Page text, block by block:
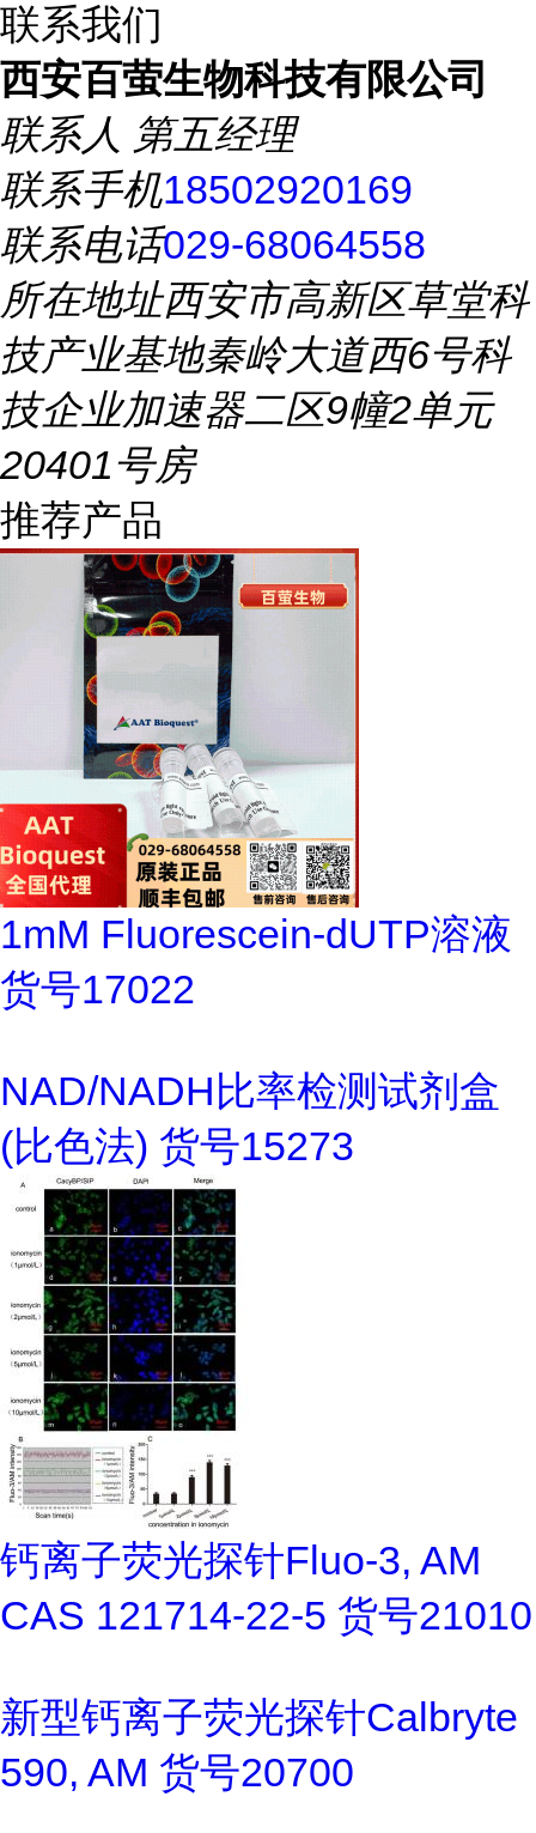
联系我们
西安百萤生物科技有限公司
联系人 第五经理
联系手机18502920169
联系电话029-68064558
所在地址西安市高新区草堂科
技产业基地秦岭大道西6号科
技企业加速器二区9幢2单元
20401号房
推荐产品
1mM Fluorescein-dUTP溶液
货号17022
NAD/NADH比率检测试剂盒
(比色法) 货号15273
钙离子荧光探针Fluo-3, AM
CAS 121714-22-5 货号21010
新型钙离子荧光探针Calbryte
590, AM 货号20700